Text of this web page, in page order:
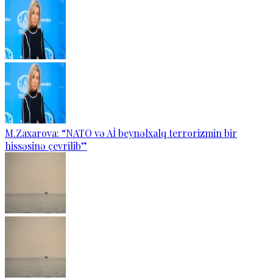
M.Zaxarova: “NATO və Aİ beynəlxalq terrorizmin bir
hissəsinə çevrilib”